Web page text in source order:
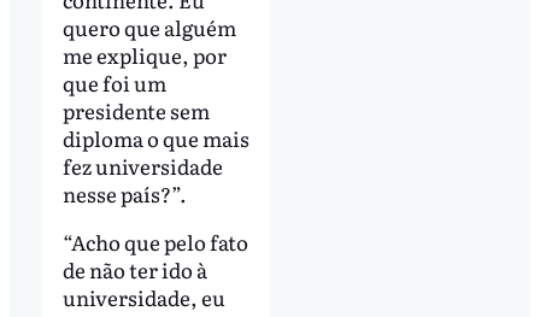
quero que alguém
me explique, por
que foi um
presidente sem
diploma o que mais
fez universidade
nesse país?”.
“Acho que pelo fato
de não ter ido à
universidade, eu